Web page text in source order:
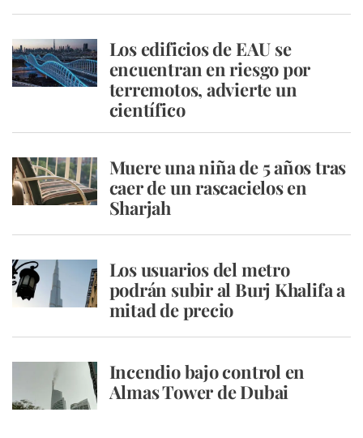
Los edificios de EAU se
encuentran en riesgo por
terremotos, advierte un
científico
Muere una niña de 5 años tras
caer de un rascacielos en
Sharjah
Los usuarios del metro
podrán subir al Burj Khalifa a
mitad de precio
Incendio bajo control en
Almas Tower de Dubai